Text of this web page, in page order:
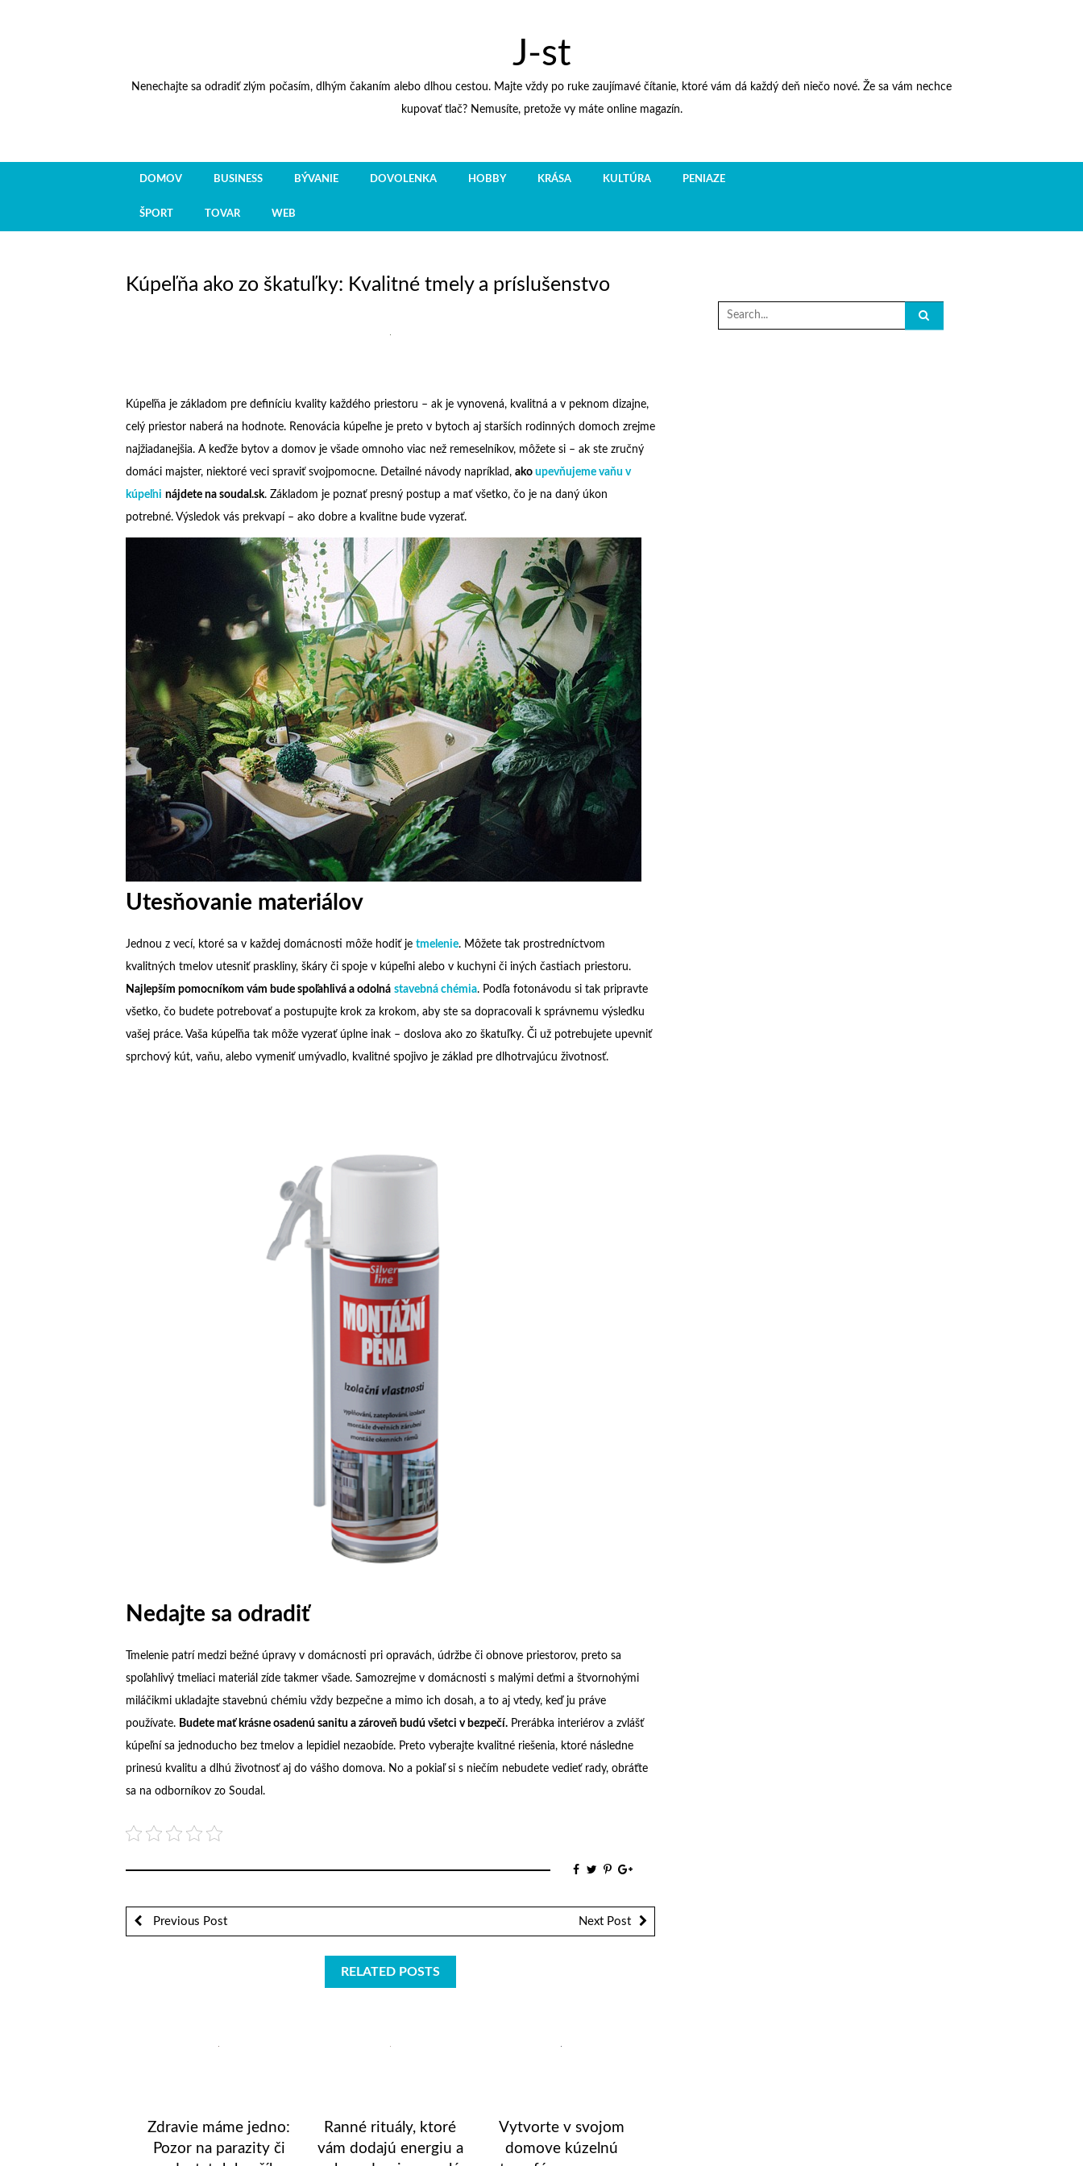
J-st
Nenechajte sa odradiť zlým počasím, dlhým čakaním alebo dlhou cestou. Majte vždy po ruke zaujímavé čítanie, ktoré vám dá každý deň niečo nové. Že sa vám nechce
kupovať tlač? Nemusíte, pretože vy máte online magazín.
DOMOV BUSINESS BÝVANIE DOVOLENKA HOBBY KRÁSA KULTÚRA PENIAZE
ŠPORT TOVAR WEB
Kúpeľňa ako zo škatuľky: Kvalitné tmely a príslušenstvo
Kúpeľňa je základom pre definíciu kvality každého priestoru – ak je vynovená, kvalitná a v peknom dizajne,
celý priestor naberá na hodnote. Renovácia kúpeľne je preto v bytoch aj starších rodinných domoch zrejme
najžiadanejšia. A keďže bytov a domov je všade omnoho viac než remeselníkov, môžete si – ak ste zručný
domáci majster, niektoré veci spraviť svojpomocne. Detailné návody napríklad, ako upevňujeme vaňu v
kúpeľni nájdete na soudal.sk. Základom je poznať presný postup a mať všetko, čo je na daný úkon
potrebné. Výsledok vás prekvapí – ako dobre a kvalitne bude vyzerať.
Utesňovanie materiálov
Jednou z vecí, ktoré sa v každej domácnosti môže hodiť je tmelenie. Môžete tak prostredníctvom
kvalitných tmelov utesniť praskliny, škáry či spoje v kúpeľni alebo v kuchyni či iných častiach priestoru.
Najlepším pomocníkom vám bude spoľahlivá a odolná stavebná chémia. Podľa fotonávodu si tak pripravte
všetko, čo budete potrebovať a postupujte krok za krokom, aby ste sa dopracovali k správnemu výsledku
vašej práce. Vaša kúpeľňa tak môže vyzerať úplne inak – doslova ako zo škatuľky. Či už potrebujete upevniť
sprchový kút, vaňu, alebo vymeniť umývadlo, kvalitné spojivo je základ pre dlhotrvajúcu životnosť.
Nedajte sa odradiť
Tmelenie patrí medzi bežné úpravy v domácnosti pri opravách, údržbe či obnove priestorov, preto sa
spoľahlivý tmeliaci materiál zíde takmer všade. Samozrejme v domácnosti s malými deťmi a štvornohými
miláčikmi ukladajte stavebnú chémiu vždy bezpečne a mimo ich dosah, a to aj vtedy, keď ju práve
používate. Budete mať krásne osadenú sanitu a zároveň budú všetci v bezpečí.Prerábka interiérov a zvlášť
kúpeľní sa jednoducho bez tmelov a lepidiel nezaobíde. Preto vyberajte kvalitné riešenia, ktoré následne
prinesú kvalitu a dlhú životnosť aj do vášho domova. No a pokiaľ si s niečím nebudete vedieť rady, obráťte
sa na odborníkov zo Soudal.
Previous Post Next Post
RELATED POSTS
Zdravie máme jedno:
Pozor na parazity či
Ranné rituály, ktoré
vám dodajú energiu a
Vytvorte v svojom
domove kúzelnú
Search
for: